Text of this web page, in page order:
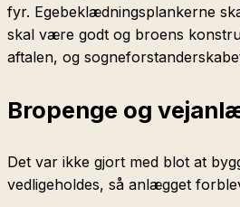
fyr. Egebeklædningsplankerne
skal være godt og broens
aftalen, og
Bropenge og
Det var ikke gjort med blot at
vedligeholdes, så anlægget